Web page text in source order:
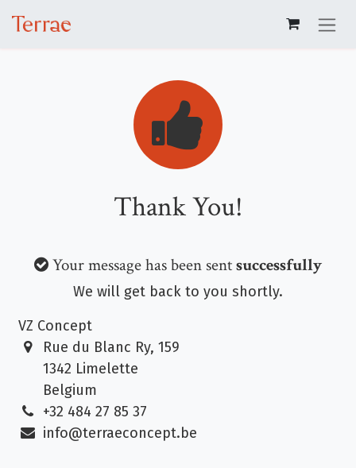
Thank You!
Your message has been sentsuccessfully
We will get back to you shortly.
VZ Concept
Rue du Blanc Ry, 159
1342 Limelette
Belgium
+32 484 27 85 37
info@terraeconcept.be